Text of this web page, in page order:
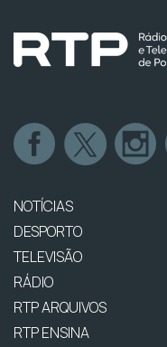
NOTÍCIAS
DESPORTO
TELEVISÃO
RÁDIO
RTP ARQUIVOS
RTP ENSINA